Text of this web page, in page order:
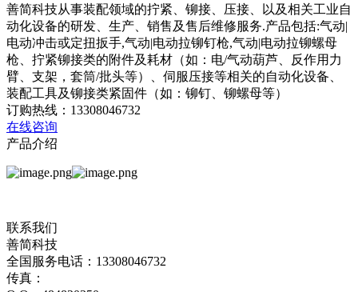
善简科技从事装配领域的拧紧、铆接、压接、以及相关工业自
动化设备的研发、生产、销售及售后维修服务.产品包括:气动|
电动冲击或定扭扳手,气动|电动拉铆钉枪,气动|电动拉铆螺母
枪、拧紧铆接类的附件及耗材（如：电/气动葫芦、反作用力
臂、支架，套筒/批头等）、伺服压接等相关的自动化设备、
装配工具及铆接类紧固件（如：铆钉、铆螺母等）
订购热线：13308046732
在线咨询
产品介绍
联系我们
善简科技
全国服务电话：13308046732
传真：